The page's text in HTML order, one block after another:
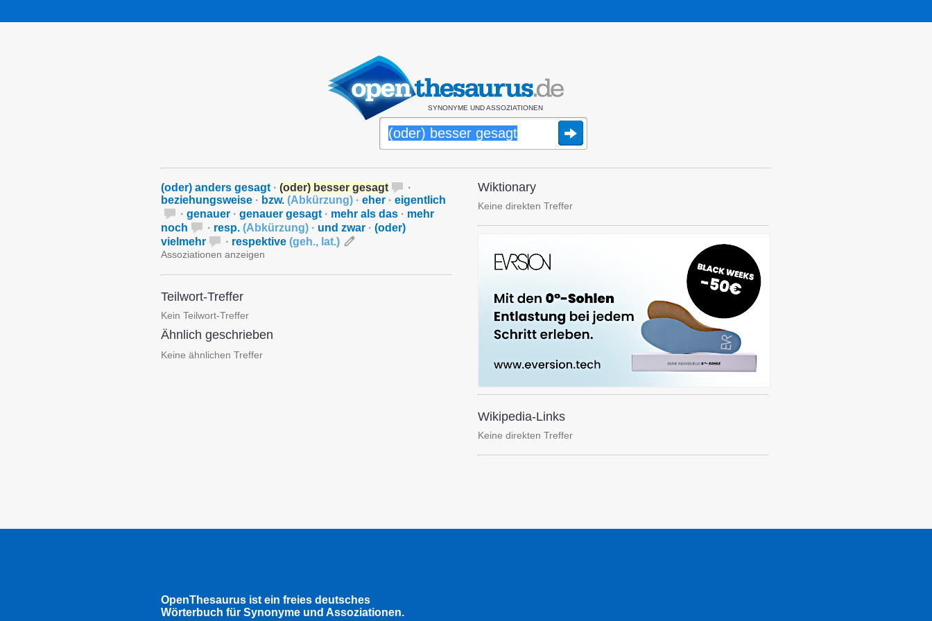
SYNONYME UND ASSOZIATIONEN
(oder) anders gesagt · (oder) besser gesagt
·
beziehungsweise · bzw. (Abkürzung) · eher · eigentlich
· genauer · genauer gesagt · mehr als das · mehr
noch
· resp. (Abkürzung) · und zwar · (oder)
vielmehr
· respektive (geh., lat.)
Assoziationen anzeigen
Teilwort-Treffer
Kein Teilwort-Treffer
Ähnlich geschrieben
Keine ähnlichen Treffer
Wiktionary
Keine direkten Treffer
Wikipedia-Links
Keine direkten Treffer
OpenThesaurus ist ein freies deutsches
Wörterbuch für Synonyme und Assoziationen.